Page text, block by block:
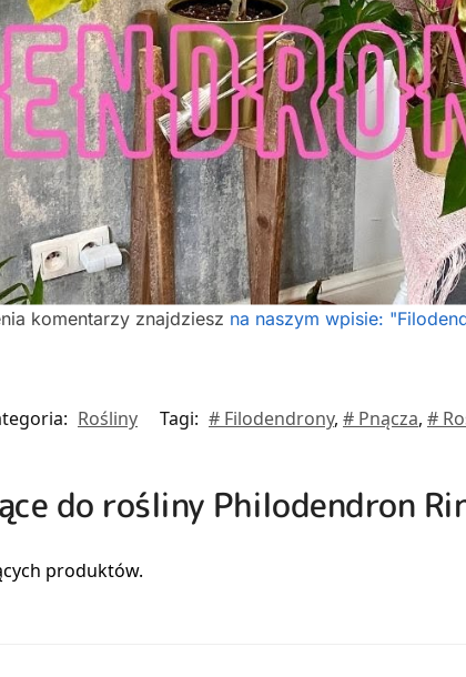
komentarzy znajdziesz na naszym wpisie:
Rośliny Tagi: # Filodendrony, # Pnącza, #
do rośliny Philodendron